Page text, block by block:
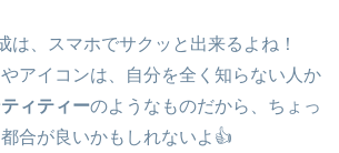
は、スマホでサクッと出来るよね！
アイコンは、自分を全く知らない人か
ィティーのようなものだから、ちょっ
合が良いかもしれないよ👍